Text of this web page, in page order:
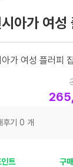
아가 여성
아가 여성 플러피
후기 0 개
트 구